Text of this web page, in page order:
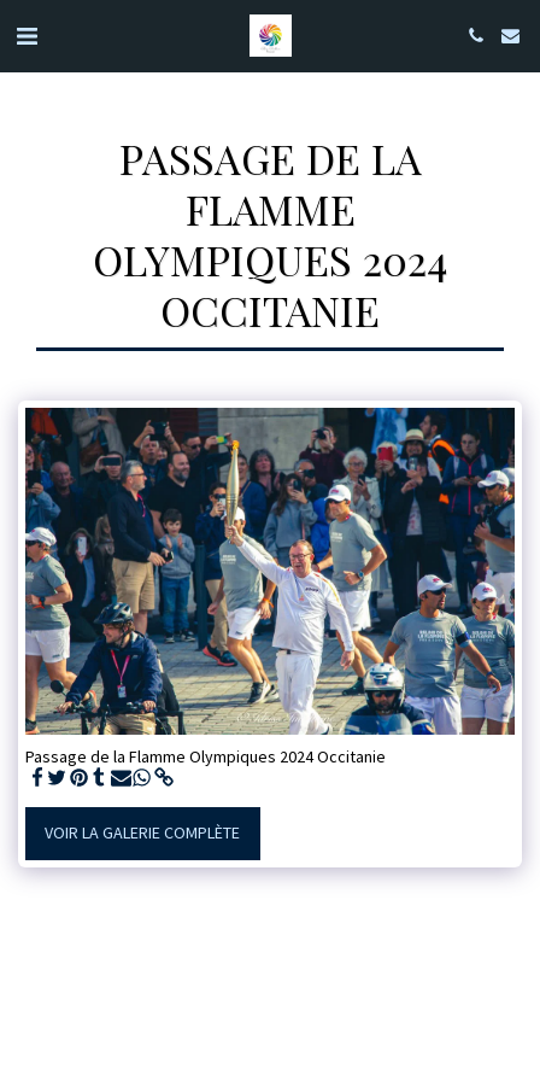
PASSAGE DE LA
FLAMME
OLYMPIQUES 2024
OCCITANIE
Passage de la Flamme Olympiques 2024 Occitanie
VOIR LA GALERIE COMPLÈTE